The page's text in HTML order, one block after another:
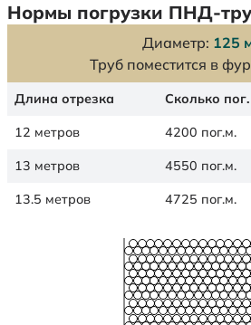
Нормы погрузки ПНД-
Диаметр: 125
Труб поместится в
Длина отрезка Сколько
12 метров 4200 пог.м.
13 метров 4550 пог.м.
13.5 метров 4725 пог.м.